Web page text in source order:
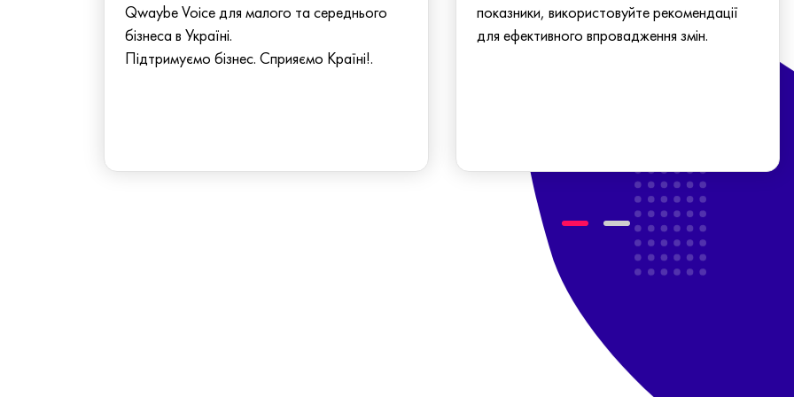
Qwaybe Voice для малого та середнього
бізнеса в Україні.
Підтримуємо бізнес. Сприяємо Країні!.
показники, використовуйте рекомендації
для ефективного впровадження змін.